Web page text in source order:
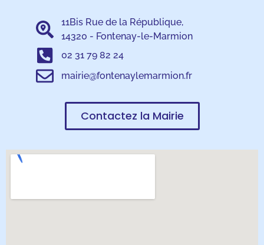
11Bis Rue de la République,
14320 - Fontenay-le-Marmion
02 31 79 82 24
mairie@fontenaylemarmion.fr
Contactez la Mairie